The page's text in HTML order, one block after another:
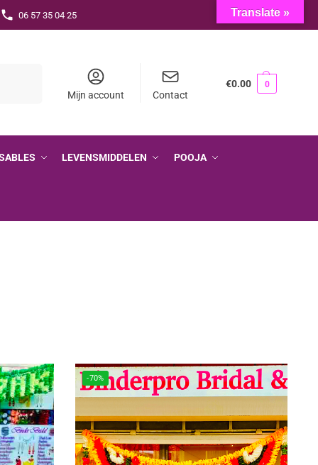
06 57 35 04 25
Mijn account Contact
€0.00 0
LEVENSMIDDELEN POOJA
-70%
Translate »